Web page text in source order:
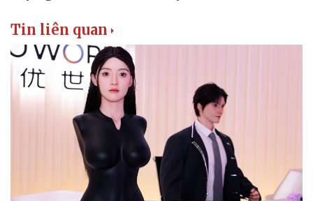
Thể thao
Bóng đá
Lịch thi đấu bóng đá
Thế giới thể thao
eSports
Ô tô
Tin liên quan